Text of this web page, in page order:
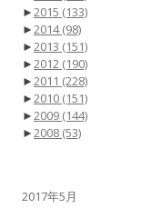
►2015 (133)
►2014(98)
►2013 (151)
►2012 (190)
►2011 (228)
►2010 (151)
►2009 (144)
►2008 (53)
2017年5月